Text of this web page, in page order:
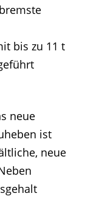
bis zu 11 t
neue
ist
neue